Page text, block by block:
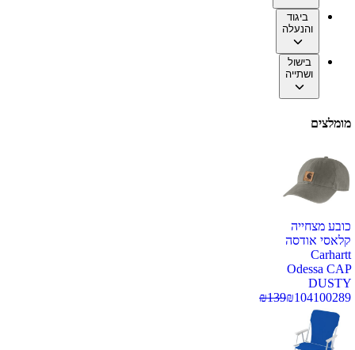
ביגוד
והנעלה
בישול
ושתייה
מומלצים
כובע מצחייה
קלאסי אודסה
Carhartt
Odessa CAP
DUSTY
100289
₪104
₪139